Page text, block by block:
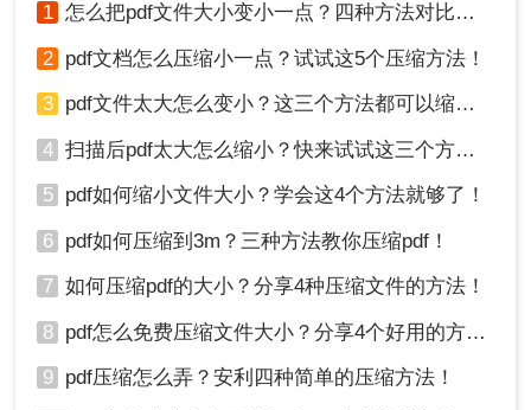
提供一个全面、详尽的解决方案库。
1 怎么把pdf文件大小变小一点？四种方法对比，一看就懂！
2 pdf文档怎么压缩小一点？试试这5个压缩方法！
3 pdf文件太大怎么变小？这三个方法都可以缩小！
4 扫描后pdf太大怎么缩小？快来试试这三个方法！
5 pdf如何缩小文件大小？学会这4个方法就够了！
6 pdf如何压缩到3m？三种方法教你压缩pdf！
7 如何压缩pdf的大小？分享4种压缩文件的方法！
8 pdf怎么免费压缩文件大小？分享4个好用的方法，简单又快捷！
9 pdf压缩怎么弄？安利四种简单的压缩方法！